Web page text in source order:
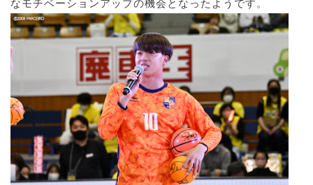
なモチベーションアップの機会となったようです。